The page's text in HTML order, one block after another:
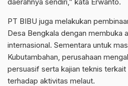
PT BIBU juga melakukan
Desa Bengkala dengan membuka
internasional. Sementara untuk
Kubutambahan, perusahaan
persuasif serta kajian teknis
terhadap aktivitas melaut.